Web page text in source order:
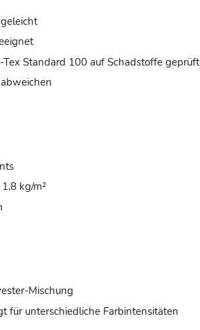
Standard 100 auf Schadstoffe geprüft
kg/m²
Mischung
für unterschiedliche Farbintensitäten